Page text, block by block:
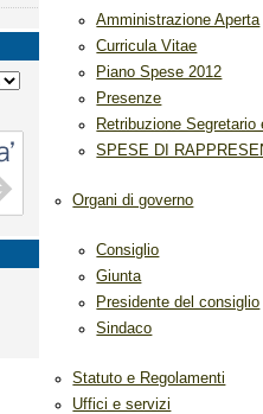
Amministrazione Aperta
Curricula Vitae
Piano Spese 2012
Presenze
Retribuzione Segretario
SPESE DI
Organi di governo
Consiglio
Giunta
Presidente del consiglio
Sindaco
Statuto e Regolamenti
Uffici e servizi